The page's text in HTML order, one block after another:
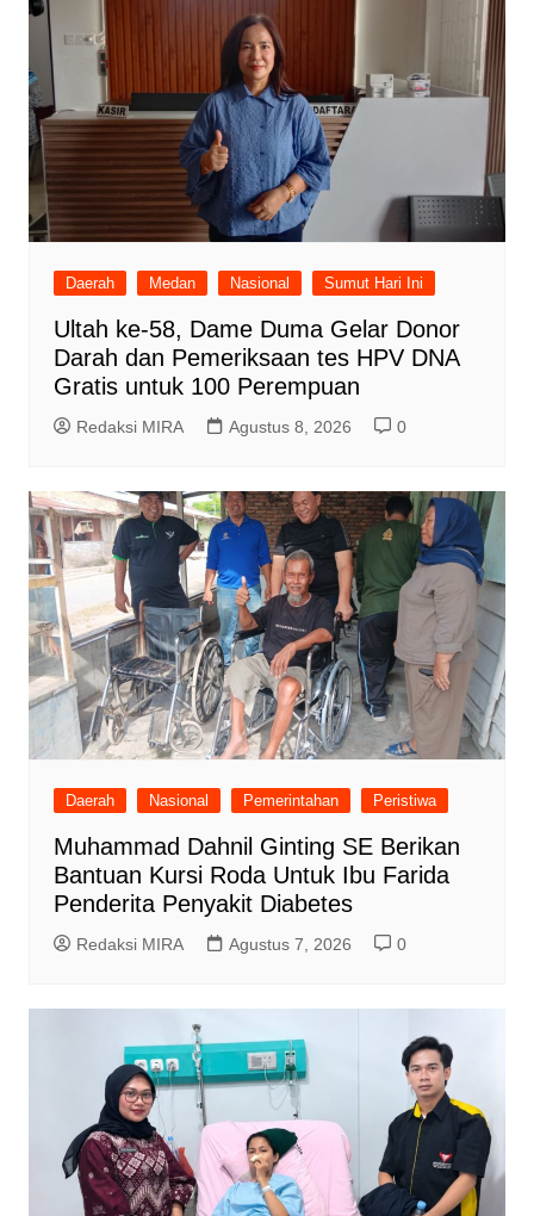
Daerah Medan Nasional Sumut Hari Ini
Ultah ke-58, Dame Duma Gelar Donor
Darah dan Pemeriksaan tes HPV DNA
Gratis untuk 100 Perempuan
Redaksi MIRA Agustus 8, 2026 0
Daerah Nasional Pemerintahan Peristiwa
Muhammad Dahnil Ginting SE Berikan
Bantuan Kursi Roda Untuk Ibu Farida
Penderita Penyakit Diabetes
Redaksi MIRA Agustus 7, 2026 0